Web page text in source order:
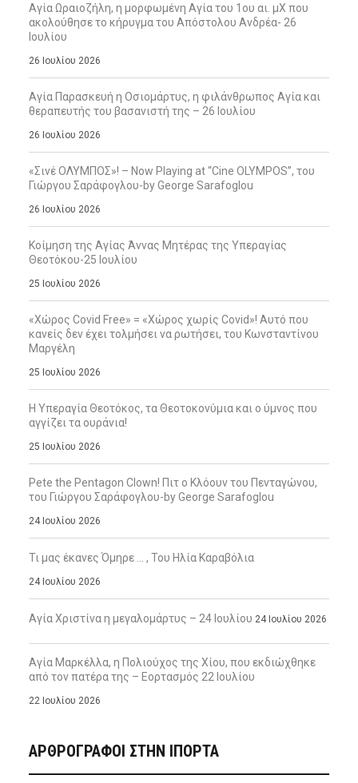
Αγία Ωραιοζήλη, η μορφωμένη Αγία του 1ου αι. μΧ που
ακολούθησε το κήρυγμα του Απόστολου Ανδρέα- 26
Ιουλίου
26 Ιουλίου 2026
Αγία Παρασκευή η Οσιομάρτυς, η φιλάνθρωπος Αγία και
θεραπευτής του βασανιστή της – 26 Ιουλίου
26 Ιουλίου 2026
«Σινέ ΟΛΥΜΠΟΣ»! – Now Playing at “Cine OLYMPOS”, του
Γιώργου Σαράφογλου-by George Sarafoglou
26 Ιουλίου 2026
Κοίμηση της Αγίας Άννας Μητέρας της Υπεραγίας
Θεοτόκου-25 Ιουλίου
25 Ιουλίου 2026
«Χώρος Covid Free» = «Χώρος χωρίς Covid»! Αυτό που
κανείς δεν έχει τολμήσει να ρωτήσει, του Κωνσταντίνου
Μαργέλη
25 Ιουλίου 2026
Η Υπεραγία Θεοτόκος, τα Θεοτοκονύμια και ο ύμνος που
αγγίζει τα ουράνια!
25 Ιουλίου 2026
Pete the Pentagon Clown! Πιτ ο Κλόουν του Πενταγώνου,
του Γιώργου Σαράφογλου-by George Sarafoglou
24 Ιουλίου 2026
Τι μας έκανες Όμηρε … , Του Ηλία Καραβόλια
24 Ιουλίου 2026
Αγία Χριστίνα η μεγαλομάρτυς – 24 Ιουλίου 24 Ιουλίου 2026
Αγία Μαρκέλλα, η Πολιούχος της Χίου, που εκδιώχθηκε
από τον πατέρα της – Εορτασμός 22 Ιουλίου
22 Ιουλίου 2026
ΑΡΘΡΟΓΡΑΦΟΙ ΣΤΗΝ IΠΟΡΤΑ